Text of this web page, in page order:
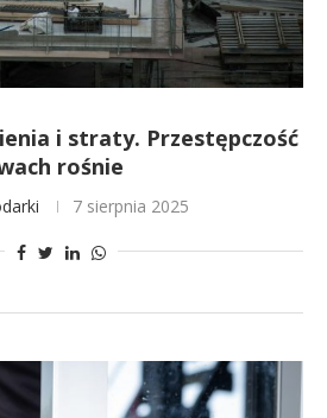
i straty. Przestępczość
rośnie
7 sierpnia 2025